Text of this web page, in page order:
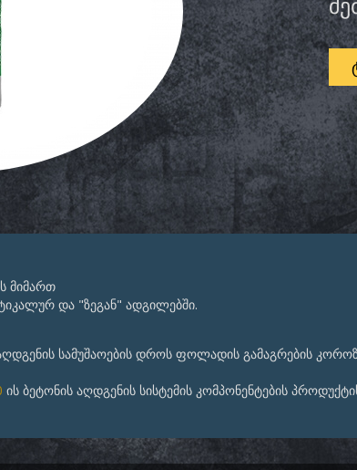
მიმართ
და "ზეგან" ადგილებში.
სამუშაოების დროს ფოლადის გამაგრების
ის ბეტონის აღდგენის სისტემის კომპონენტების